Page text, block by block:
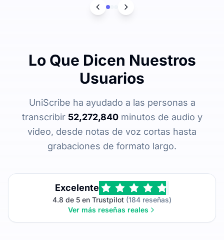
Lo Que Dicen Nuestros
Usuarios
UniScribe ha ayudado a las personas a
transcribir 52,272,840minutos de audio y
video, desde notas de voz cortas hasta
grabaciones de formato largo.
Excelente
4.8 de 5 en Trustpilot (184 reseñas)
Ver más reseñas reales